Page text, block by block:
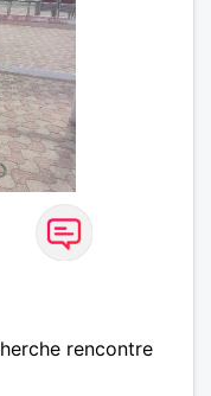
rencontre